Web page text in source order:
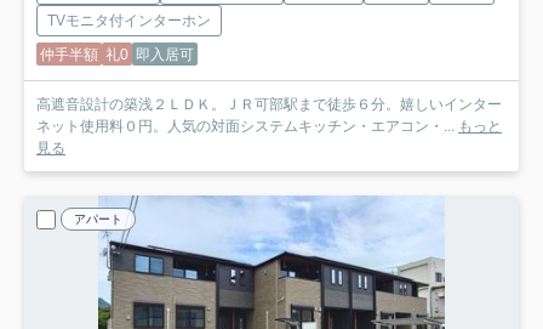
TVモニタ付インターホン
仲手半額 礼0 即入居可
高遮音設計の築浅２ＬＤＫ。ＪＲ可部駅まで徒歩６分。嬉しいインター
ネット使用料０円。人気の対面システムキッチン・エアコン・... もっと
見る
アパート